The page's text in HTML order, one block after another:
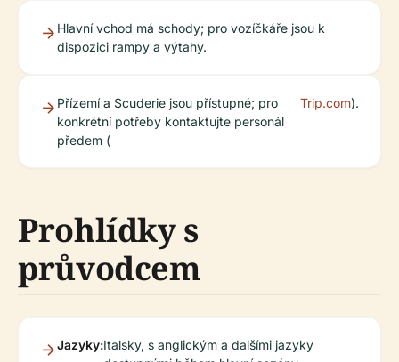
Hlavní vchod má schody; pro vozíčkáře jsou k
dispozici rampy a výtahy.
Přízemí a Scuderie jsou přístupné; pro
konkrétní potřeby kontaktujte personál
předem (
Trip.com).
Prohlídky s
průvodcem
Jazyky:Italsky, s anglickým a dalšími jazyky